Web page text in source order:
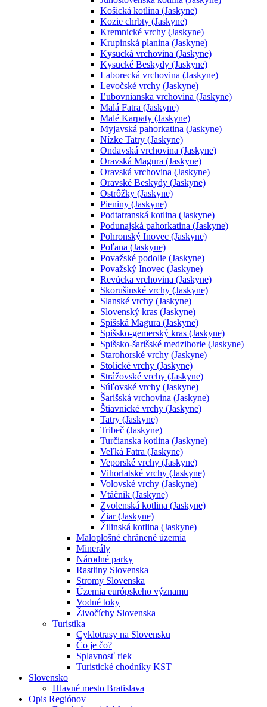
Košická kotlina (Jaskyne)
Kozie chrbty (Jaskyne)
Kremnické vrchy (Jaskyne)
Krupinská planina (Jaskyne)
Kysucká vrchovina (Jaskyne)
Kysucké Beskydy (Jaskyne)
Laborecká vrchovina (Jaskyne)
Levočské vrchy (Jaskyne)
Ľubovnianska vrchovina (Jaskyne)
Malá Fatra (Jaskyne)
Malé Karpaty (Jaskyne)
Myjavská pahorkatina (Jaskyne)
Nízke Tatry (Jaskyne)
Ondavská vrchovina (Jaskyne)
Oravská Magura (Jaskyne)
Oravská vrchovina (Jaskyne)
Oravské Beskydy (Jaskyne)
Ostrôžky (Jaskyne)
Pieniny (Jaskyne)
Podtatranská kotlina (Jaskyne)
Podunajská pahorkatina (Jaskyne)
Pohronský Inovec (Jaskyne)
Poľana (Jaskyne)
Považské podolie (Jaskyne)
Považský Inovec (Jaskyne)
Revúcka vrchovina (Jaskyne)
Skorušinské vrchy (Jaskyne)
Slanské vrchy (Jaskyne)
Slovenský kras (Jaskyne)
Spišská Magura (Jaskyne)
Spišsko-gemerský kras (Jaskyne)
Spišsko-šarišské medzihorie (Jaskyne)
Starohorské vrchy (Jaskyne)
Stolické vrchy (Jaskyne)
Strážovské vrchy (Jaskyne)
Súľovské vrchy (Jaskyne)
Šarišská vrchovina (Jaskyne)
Štiavnické vrchy (Jaskyne)
Tatry (Jaskyne)
Tribeč (Jaskyne)
Turčianska kotlina (Jaskyne)
Veľká Fatra (Jaskyne)
Veporské vrchy (Jaskyne)
Vihorlatské vrchy (Jaskyne)
Volovské vrchy (Jaskyne)
Vtáčnik (Jaskyne)
Zvolenská kotlina (Jaskyne)
Žiar (Jaskyne)
Žilinská kotlina (Jaskyne)
Maloplošné chránené územia
Minerály
Národné parky
Rastliny Slovenska
Stromy Slovenska
Územia európskeho významu
Vodné toky
Živočíchy Slovenska
Turistika
Cyklotrasy na Slovensku
Čo je čo?
Splavnosť riek
Turistické chodníky KST
Slovensko
Hlavné mesto Bratislava
Opis Regiónov